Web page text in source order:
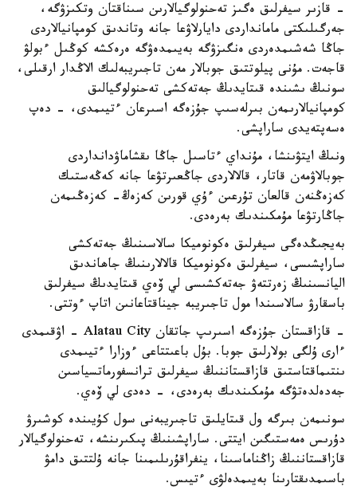
- قازىر سيفرلىق ەگىز تەحنولوگيالارىن سىناقتان وتكىزۋگە،
جەرگىلىكتى مامانداردى دايارلاۋعا جانە وتاندىق كومپانيالاردى
جاڭا شەشىمدەردى ەنگىزۋگە بەيىمدەۋگە ەرەكشە كوڭىل ءبولۋ
قاجەت. مۇنى پيلوتتىق جوبالار مەن تاجىريبەلىك الاڭدار ارقىلى،
سونىڭ ىشىندە قىتايدىڭ جەتەكشى تەحنولوگيالىق
كومپانيالارىمەن بىرلەسىپ جۇزەگە اسىرعان ءتيىمدى، - دەپ
ەسەپتەيدى ساراپشى.
ونىڭ ايتۋىنشا، مۇنداي ءتاسىل جاڭا ىقشاماۋدانداردى
جوبالاۋمەن قاتار، قالالاردى جاڭعىرتۋعا جانە كەڭەستىك
كەزەڭنەن قالعان تۇرعىن ءۇي قورىن كەزەڭ- كەزەڭىمەن
جاڭارتۋعا مۇمكىندىك بەرەدى.
بەيجىڭدەگى سيفرلىق ەكونوميكا سالاسىنىڭ جەتەكشى
ساراپشىسى، سيفرلىق ەكونوميكا قالالارىنىڭ جاھاندىق
اليانسىنىڭ زەرتتەۋ جەتەكشىسى لي ۆەي قىتايدىڭ سيفرلىق
باسقارۋ سالاسىندا مول تاجىريبە جيناقتاعانىن اتاپ ءوتتى.
- قازاقستان جۇزەگە اسىرىپ جاتقان Alatau City - اۋقىمدى
ءارى ۇلگى بولارلىق جوبا. بۇل باعىتتاعى ءوزارا ءتيىمدى
ىنتىماقتاستىق قازاقستاننىڭ سيفرلىق ترانسفورماتسياسىن
جەدەلدەتۋگە مۇمكىندىك بەرەدى، - دەدى لي ۆەي.
سونىمەن بىرگە ول قىتايلىق تاجىريبەنى سول كۇيىندە كوشىرۋ
دۇرىس ەمەستىگىن ايتتى. ساراپشىنىڭ پىكىرىنشە، تەحنولوگيالار
قازاقستاننىڭ زاڭناماسىنا، ينفراقۇرىلىمىنا جانە ۇلتتىق دامۋ
باسىمدىقتارىنا بەيىمدەلۋى ءتيىس.